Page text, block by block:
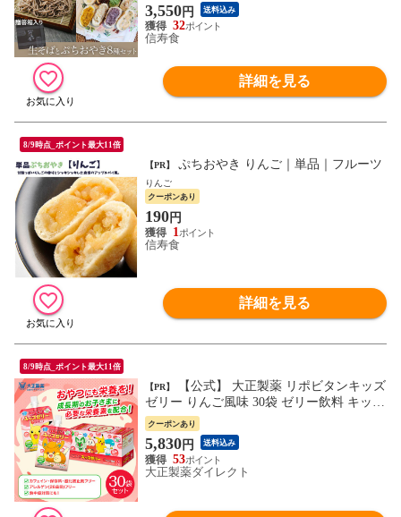
3,550円 送料込み
32
信寿食
詳細を見る
8/9時点_ポイント最大11倍
【PR】 ぷちおやき りんご｜単品｜フルーツ
りんご
クーポンあり
190円
1
信寿食
詳細を見る
8/9時点_ポイント最大11倍
【PR】
ゼリー りんご風味 30袋 ゼリー飲料 キッズ
子ども 子供 男の子 女の子 小学生 熱中症
グッズ 飲み物 ポケモン ゼリー 飲料 りん
ご リンゴ ドリンク エネルギー ビタミン
栄養 まとめ買い 夏バテ 清涼飲料水
クーポンあり
5,830円 送料込み
53
大正製薬ダイレクト